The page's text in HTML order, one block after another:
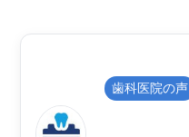
歯科医院の声